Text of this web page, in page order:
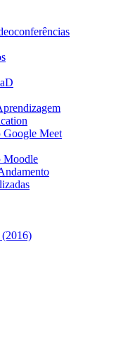
Google Meet
Moodle
(2016)